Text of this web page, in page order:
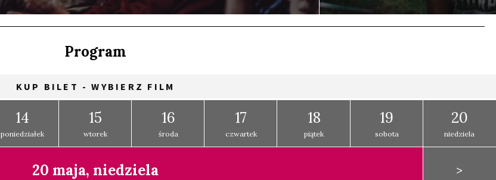
Program
KUP BILET - WYBIERZ FILM
14
poniedziałek
15
wtorek
16
środa
17
czwartek
18
piątek
19
sobota
20
niedziela
20 maja, niedziela >